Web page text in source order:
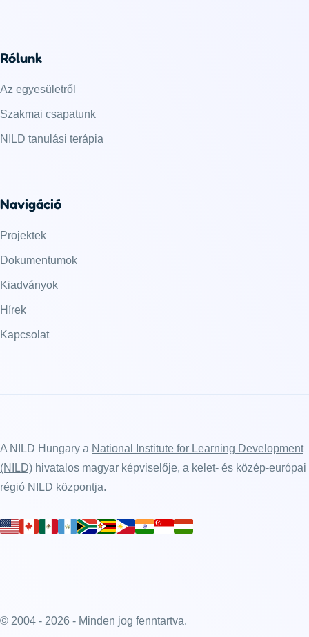
Rólunk
Az egyesületről
Szakmai csapatunk
NILD tanulási terápia
Navigáció
Projektek
Dokumentumok
Kiadványok
Hírek
Kapcsolat
A NILD Hungary a National Institute for Learning Development
(NILD) hivatalos magyar képviselője, a kelet- és közép-európai
régió NILD központja.
© 2004 - 2026 - Minden jog fenntartva.